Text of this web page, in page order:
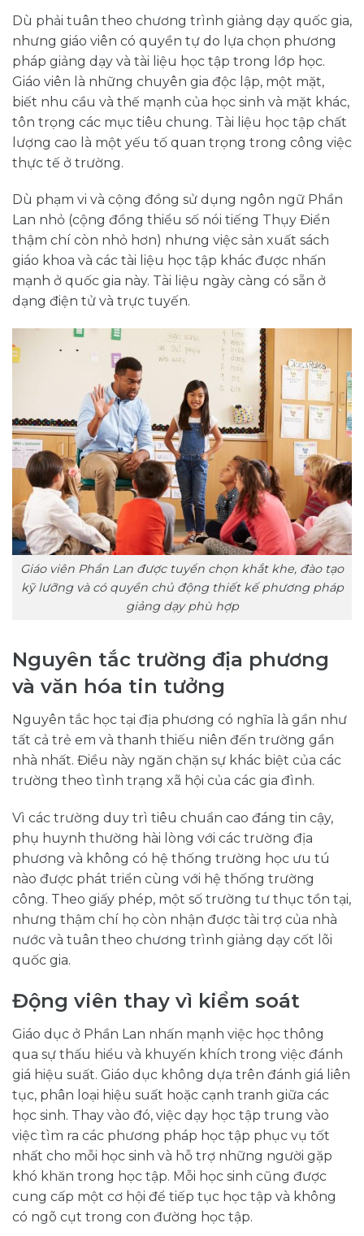
Dù phải tuân theo chương trình giảng dạy quốc gia,
nhưng giáo viên có quyền tự do lựa chọn phương
pháp giảng dạy và tài liệu học tập trong lớp học.
Giáo viên là những chuyên gia độc lập, một mặt,
biết nhu cầu và thế mạnh của học sinh và mặt khác,
tôn trọng các mục tiêu chung. Tài liệu học tập chất
lượng cao là một yếu tố quan trọng trong công việc
thực tế ở trường.
Dù phạm vi và cộng đồng sử dụng ngôn ngữ Phần
Lan nhỏ (cộng đồng thiểu số nói tiếng Thụy Điển
thậm chí còn nhỏ hơn) nhưng việc sản xuất sách
giáo khoa và các tài liệu học tập khác được nhấn
mạnh ở quốc gia này. Tài liệu ngày càng có sẵn ở
dạng điện tử và trực tuyến.
Giáo viên Phần Lan được tuyển chọn khắt khe, đào tạo
kỹ lưỡng và có quyền chủ động thiết kế phương pháp
giảng dạy phù hợp
Nguyên tắc trường địa phương
và văn hóa tin tưởng
Nguyên tắc học tại địa phương có nghĩa là gần như
tất cả trẻ em và thanh thiếu niên đến trường gần
nhà nhất. Điều này ngăn chặn sự khác biệt của các
trường theo tình trạng xã hội của các gia đình.
Vì các trường duy trì tiêu chuẩn cao đáng tin cậy,
phụ huynh thường hài lòng với các trường địa
phương và không có hệ thống trường học ưu tú
nào được phát triển cùng với hệ thống trường
công. Theo giấy phép, một số trường tư thục tồn tại,
nhưng thậm chí họ còn nhận được tài trợ của nhà
nước và tuân theo chương trình giảng dạy cốt lõi
quốc gia.
Động viên thay vì kiểm soát
Giáo dục ở Phần Lan nhấn mạnh việc học thông
qua sự thấu hiểu và khuyến khích trong việc đánh
giá hiệu suất. Giáo dục không dựa trên đánh giá liên
tục, phân loại hiệu suất hoặc cạnh tranh giữa các
học sinh. Thay vào đó, việc dạy học tập trung vào
việc tìm ra các phương pháp học tập phục vụ tốt
nhất cho mỗi học sinh và hỗ trợ những người gặp
khó khăn trong học tập. Mỗi học sinh cũng được
cung cấp một cơ hội để tiếp tục học tập và không
có ngõ cụt trong con đường học tập.